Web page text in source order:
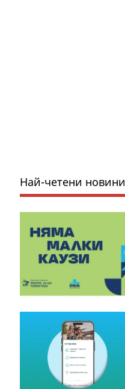
Най-четени новини